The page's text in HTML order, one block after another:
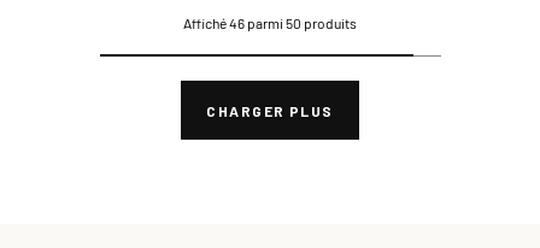
Affiché 46 parmi 50 produits
CHARGER PLUS